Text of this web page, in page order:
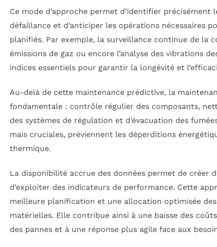
Ce mode d’approche permet d’identifier précisément
défaillance et d’anticiper les opérations nécessaires
planifiés. Par exemple, la surveillance continue de la
émissions de gaz ou encore l’analyse des vibrations
indices essentiels pour garantir la longévité et
Au-delà de cette maintenance prédictive, la
fondamentale : contrôle régulier des composants,
des systèmes de régulation et d’évacuation des
mais cruciales, préviennent les déperditions
thermique.
La disponibilité accrue des données permet de créer
d’exploiter des indicateurs de performance. Cette
meilleure planification et une allocation optimisée
matérielles. Elle contribue ainsi à une baisse des
des pannes et à une réponse plus agile face aux